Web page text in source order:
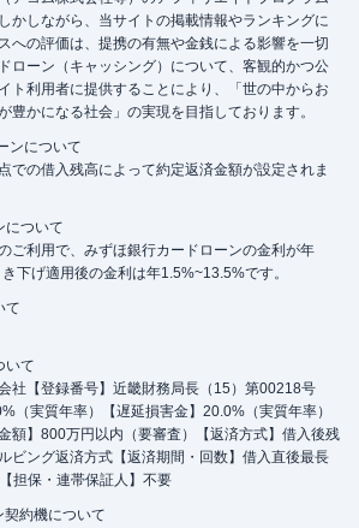
かしながら、当サイトの掲載情報やランキングに
への評価は、提携の有無や金銭による影響を一切
ローン（キャッシング）について、客観的かつ公
ト利用者に提供することにより、「世の中からお
豊かになる社会」の実現を目指しております。
ンについて
での借入残高によって約定返済金額が設定されま
について
ご利用で、みずほ銀行カードローンの金利が年
下げ適用後の金利は年1.5%~13.5%です。
て
いて
社【登録番号】近畿財務局長（15）第00218号
（実質年率）【遅延損害金】20.0%（実質年率）
額】800万円以内（要審査）【返済方式】借入後残
ビング返済方式【返済期間・回数】借入直後最長
担保・連帯保証人】不要
約機について